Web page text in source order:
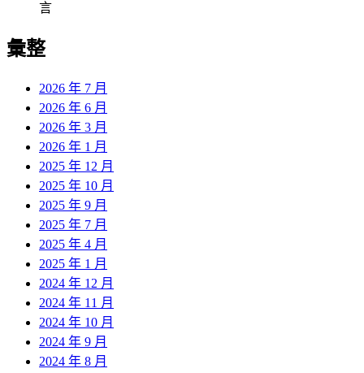
言
彙整
2026 年 7 月
2026 年 6 月
2026 年 3 月
2026 年 1 月
2025 年 12 月
2025 年 10 月
2025 年 9 月
2025 年 7 月
2025 年 4 月
2025 年 1 月
2024 年 12 月
2024 年 11 月
2024 年 10 月
2024 年 9 月
2024 年 8 月